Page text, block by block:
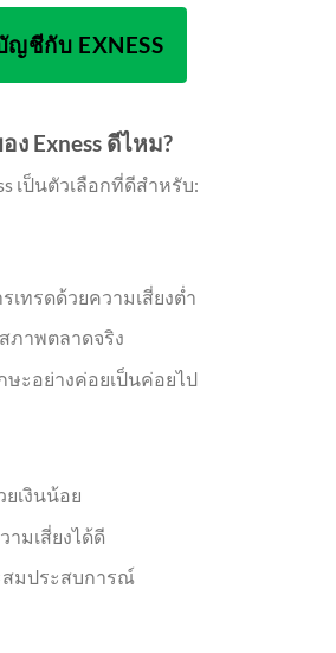
ญชีกับ EXNESS
ง Exness ดีไหม?
เป็นตัวเลือกที่ดีสำหรับ:
รเทรดด้วยความเสี่ยงต่ำ
ภาพตลาดจริง
ะอย่างค่อยเป็นค่อยไป
ยเงินน้อย
ามเสี่ยงได้ดี
สมประสบการณ์